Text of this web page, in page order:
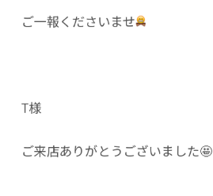
ご一報くださいませ
T様
ご来店ありがとうございました🤩